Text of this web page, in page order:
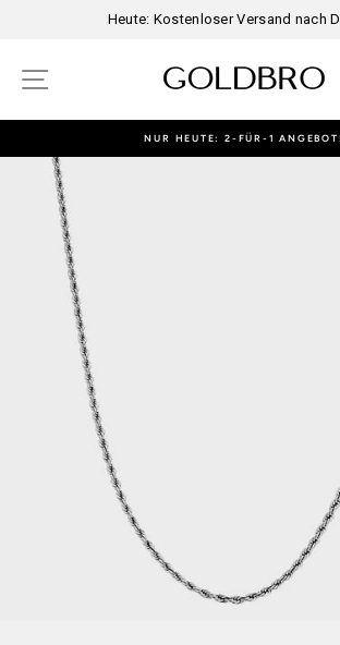
Heute: Kostenloser Versand nach
SEITENNAVIGATION
NUR HEUTE: 2-FÜR-1 ANGEBOT!